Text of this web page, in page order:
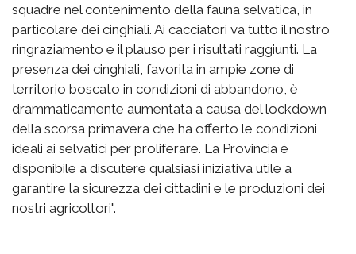
squadre nel contenimento della fauna selvatica, in
particolare dei cinghiali. Ai cacciatori va tutto il nostro
ringraziamento e il plauso per i risultati raggiunti. La
presenza dei cinghiali, favorita in ampie zone di
territorio boscato in condizioni di abbandono, è
drammaticamente aumentata a causa del lockdown
della scorsa primavera che ha offerto le condizioni
ideali ai selvatici per proliferare. La Provincia è
disponibile a discutere qualsiasi iniziativa utile a
garantire la sicurezza dei cittadini e le produzioni dei
nostri agricoltori".